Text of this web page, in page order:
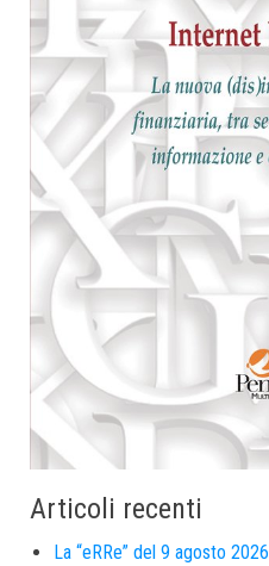
Articoli recenti
La “eRRe” del 9 agosto 2026